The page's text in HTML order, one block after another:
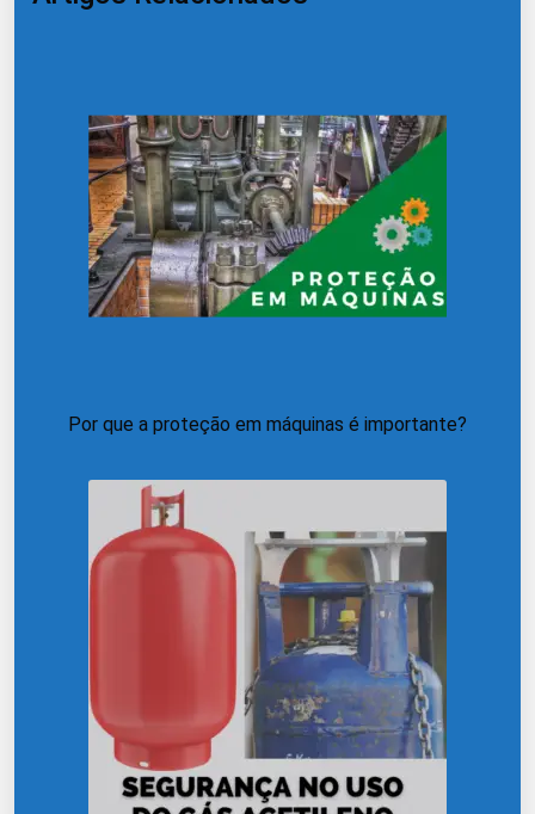
Por que a proteção em máquinas é importante?